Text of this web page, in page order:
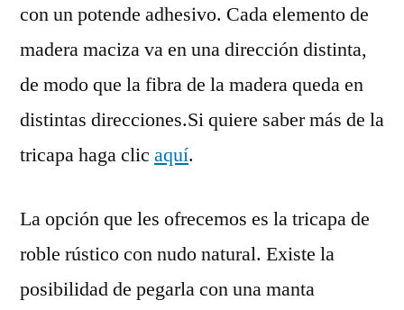
con un potende adhesivo. Cada elemento de
madera maciza va en una dirección distinta,
de modo que la fibra de la madera queda en
distintas direcciones.Si quiere saber más de la
tricapa haga clic aquí.
La opción que les ofrecemos es la tricapa de
roble rústico con nudo natural. Existe la
posibilidad de pegarla con una manta